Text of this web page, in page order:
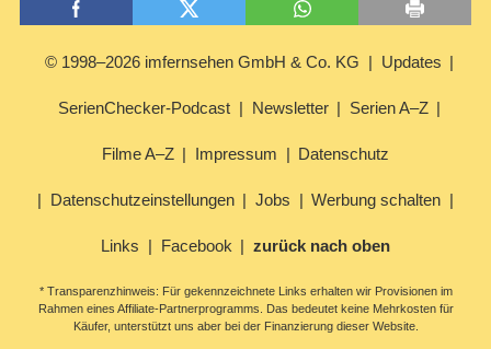
© 1998–2026 imfernsehen GmbH & Co. KG Updates
SerienChecker-Podcast Newsletter Serien A–Z
Filme A–Z Impressum Datenschutz
Datenschutzeinstellungen Jobs Werbung schalten
Links Facebook zurück nach oben
* Transparenzhinweis: Für gekennzeichnete Links erhalten wir Provisionen im
Rahmen eines Affiliate-Partnerprogramms. Das bedeutet keine Mehrkosten für
Käufer, unterstützt uns aber bei der Finanzierung dieser Website.